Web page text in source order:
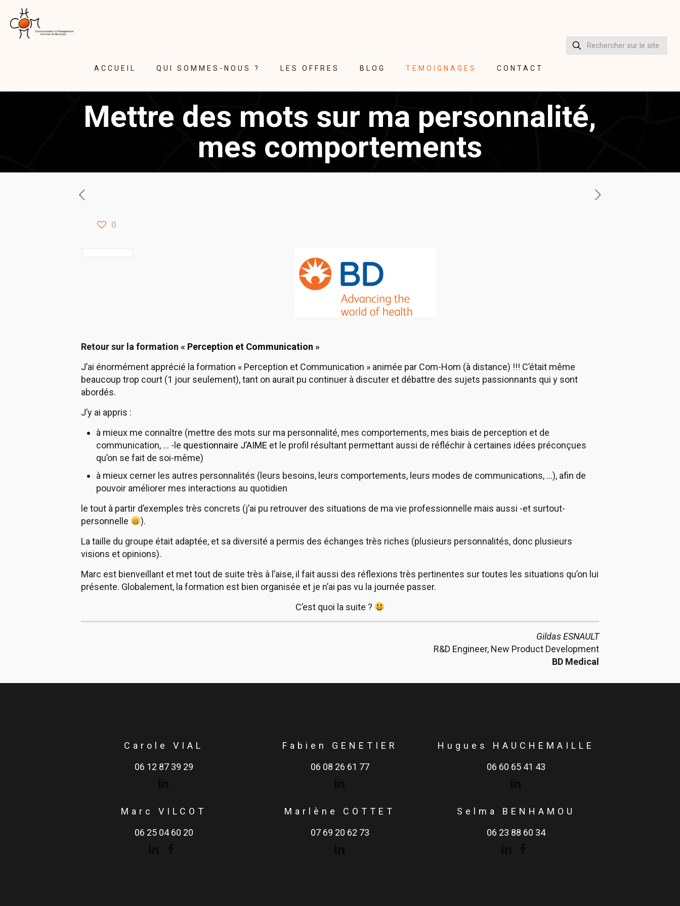
ACCUEIL QUI SOMMES-NOUS ? LES OFFRES BLOG TEMOIGNAGES CONTACT
Mettre des mots sur ma personnalité,
mes comportements
0
Retour sur la formation « Perception et Communication »
J’ai énormément apprécié la formation « Perception et Communication » animée par Com-Hom (à distance) !!! C’était même
beaucoup trop court (1 jour seulement), tant on aurait pu continuer à discuter et débattre des sujets passionnants qui y sont
abordés.
J’y ai appris :
à mieux me connaître (mettre des mots sur ma personnalité, mes comportements, mes biais de perception et de
communication, … -le questionnaire J’AIME et le profil résultant permettant aussi de réfléchir à certaines idées préconçues
qu’on se fait de soi-même)
à mieux cerner les autres personnalités (leurs besoins, leurs comportements, leurs modes de communications, …), afin de
pouvoir améliorer mes interactions au quotidien
le tout à partir d’exemples très concrets (j’ai pu retrouver des situations de ma vie professionnelle mais aussi -et surtout-
personnelle
).
La taille du groupe était adaptée, et sa diversité a permis des échanges très riches (plusieurs personnalités, donc plusieurs
visions et opinions).
Marc est bienveillant et met tout de suite très à l’aise, il fait aussi des réflexions très pertinentes sur toutes les situations qu’on lui
présente. Globalement, la formation est bien organisée et je n’ai pas vu la journée passer.
C’est quoi la suite ?
Gildas ESNAULT
R&D Engineer, New Product Development
BD Medical
Carole VIAL
06 12 87 39 29
Marc VILCOT
06 25 04 60 20
Fabien GENETIER
06 08 26 61 77
Marlène COTTET
07 69 20 62 73
Hugues HAUCHEMAILLE
06 60 65 41 43
Selma BENHAMOU
06 23 88 60 34